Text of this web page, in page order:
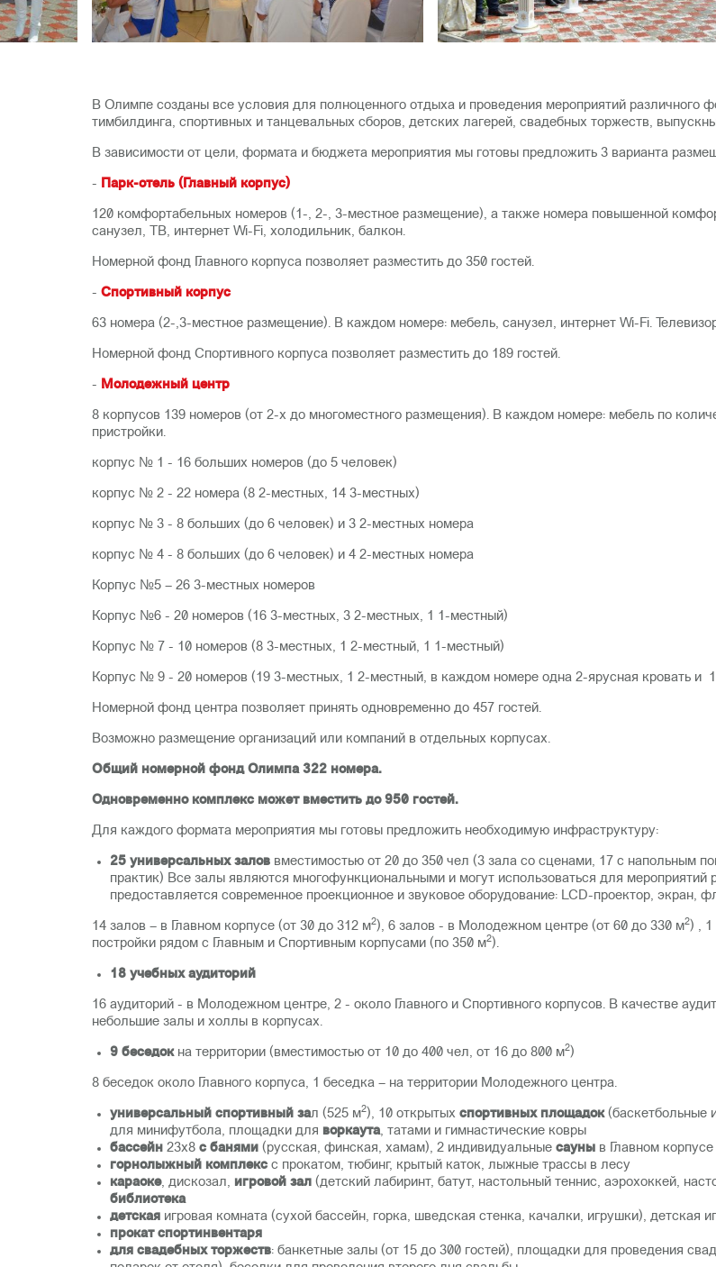
В Олимпе созданы все условия для полноценного отдыха и проведения мероприятий различного
тимбилдинга, спортивных и танцевальных сборов, детских лагерей, свадебных торжеств,
В зависимости от цели, формата и бюджета мероприятия мы готовы предложить 3 варианта
- Парк-отель (Главный корпус)
120 комфортабельных номеров (1-, 2-, 3-местное размещение), а также номера повышенной
санузел, ТВ, интернет Wi-Fi, холодильник, балкон.
Номерной фонд Главного корпуса позволяет разместить до 350 гостей.
- Спортивный корпус
63 номера (2-,3-местное размещение). В каждом номере: мебель, санузел, интернет Wi-Fi.
Номерной фонд Спортивного корпуса позволяет разместить до 189 гостей.
- Молодежный центр
8 корпусов 139 номеров (от 2-х до многоместного размещения). В каждом номере: мебель по
пристройки.
корпус № 1 - 16 больших номеров (до 5 человек)
корпус № 2 - 22 номера (8 2-местных, 14 3-местных)
корпус № 3 - 8 больших (до 6 человек) и 3 2-местных номера
корпус № 4 - 8 больших (до 6 человек) и 4 2-местных номера
Корпус №5 – 26 3-местных номеров
Корпус №6 - 20 номеров (16 3-местных, 3 2-местных, 1 1-местный)
Корпус № 7 - 10 номеров (8 3-местных, 1 2-местный, 1 1-местный)
Корпус № 9 - 20 номеров (19 3-местных, 1 2-местный, в каждом номере одна 2-ярусная кровать и
Номерной фонд центра позволяет принять одновременно до 457 гостей.
Возможно размещение организаций или компаний в отдельных корпусах.
Общий номерной фонд Олимпа 322 номера.
Одновременно комплекс может вместить до 950 гостей.
Для каждого формата мероприятия мы готовы предложить необходимую инфраструктуру:
25 универсальных залов вместимостью от 20 до 350 чел (3 зала со сценами, 17 с напольным
практик) Все залы являются многофункциональными и могут использоваться для
предоставляется современное проекционное и звуковое оборудование: LCD-проектор, экран,
14 залов – в Главном корпусе (от 30 до 312 м2), 6 залов - в Молодежном центре (от 60 до 330 м2) , 1
постройки рядом с Главным и Спортивным корпусами (по 350 м2).
18 учебных аудиторий
16 аудиторий - в Молодежном центре, 2 - около Главного и Спортивного корпусов. В качестве
небольшие залы и холлы в корпусах.
9 беседокна территории (вместимостью от 10 до 400 чел, от 16 до 800 м2)
8 беседок около Главного корпуса, 1 беседка – на территории Молодежного центра.
универсальный спортивный зал (525 м2), 10 открытых спортивных площадок(баскетбольные
для минифутбола, площадки для воркаута, татами и гимнастические ковры
бассейн 23х8 с банями (русская, финская, хамам), 2 индивидуальные сауны в Главном корпусе
горнолыжный комплекс с прокатом, тюбинг, крытый каток, лыжные трассы в лесу
караоке, дискозал, игровой зал (детский лабиринт, батут, настольный теннис, аэрохоккей,
библиотека
детская игровая комната (сухой бассейн, горка, шведская стенка, качалки, игрушки), детская
прокат спортинвентаря
для свадебных торжеств: банкетные залы (от 15 до 300 гостей), площадки для проведения